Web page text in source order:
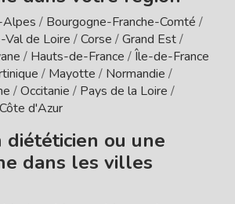
Alpes / Bourgogne-Franche-Comté /
Val de Loire /Corse /Grand Est/
/ Hauts-de-France /Île-de-France
/ Mayotte / Normandie /
/Occitanie / Pays de la Loire /
d'Azur
diététicien ou une
dans les villes